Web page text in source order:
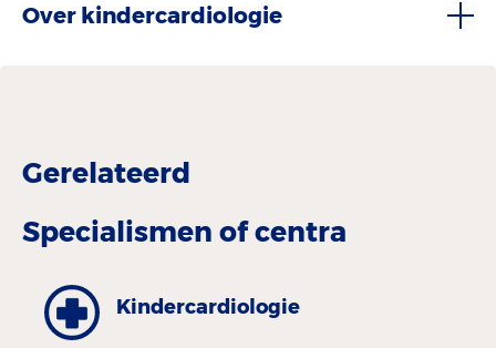
Over kindercardiologie
Gerelateerd
Specialismen of centra
Kinder­cardiologie